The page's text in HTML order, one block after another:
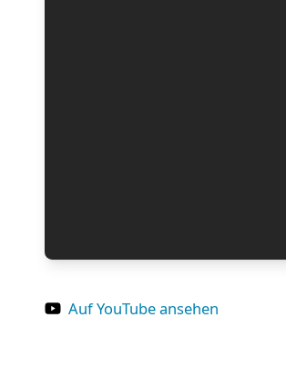
Auf YouTube ansehen